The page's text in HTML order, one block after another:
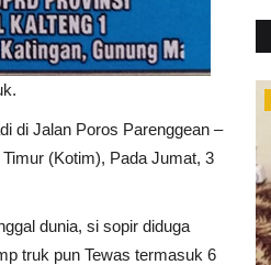
di Jalan Poros Parenggean –
(Kotim), Pada Jumat, 3
dunia, si sopir diduga
truk pun Tewas termasuk 6